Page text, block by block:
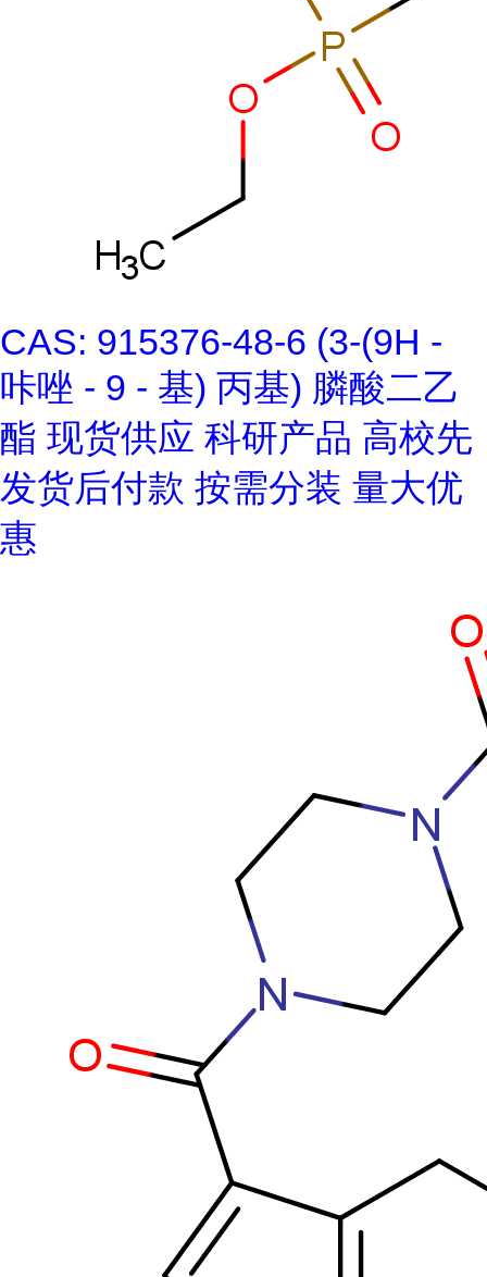
CAS: 915376-48-6 (3-(9H -
咔唑 - 9 - 基) 丙基) 膦酸二乙
酯 现货供应 科研产品 高校先
发货后付款 按需分装 量大优
惠